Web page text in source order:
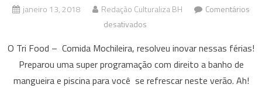
janeiro 13, 2018 Redação Culturaliza BH
Comentários
desativados
Party
no
Trip
O Tri Food – Comida Mochileira, resolveu inovar nessas férias!
Preparou uma super programação com direito a banho de
mangueira e piscina para você se refrescar neste verão. Ah!